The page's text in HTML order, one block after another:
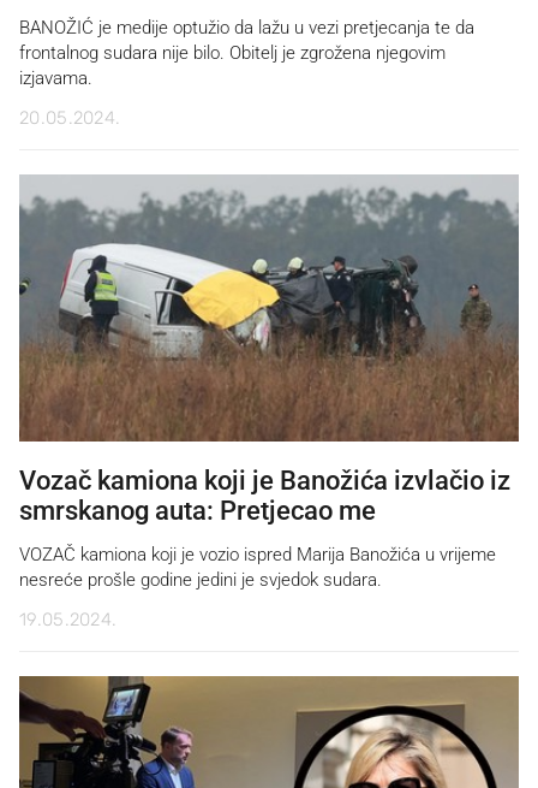
BANOŽIĆ je medije optužio da lažu u vezi pretjecanja te da
frontalnog sudara nije bilo. Obitelj je zgrožena njegovim
izjavama.
20.05.2024.
Vozač kamiona koji je Banožića izvlačio iz
smrskanog auta: Pretjecao me
VOZAČ kamiona koji je vozio ispred Marija Banožića u vrijeme
nesreće prošle godine jedini je svjedok sudara.
19.05.2024.